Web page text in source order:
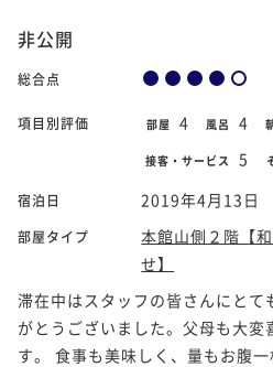
非公開
総合点
項目別評価 部屋 4 風呂 4
接客・サービス 5
宿泊日 2019年4月13日
部屋タイプ
本館山側２階【
せ】
滞在中はスタッフの皆さんにとて
がとうございました。父母も大変
す。 食事も美味しく、量もお腹